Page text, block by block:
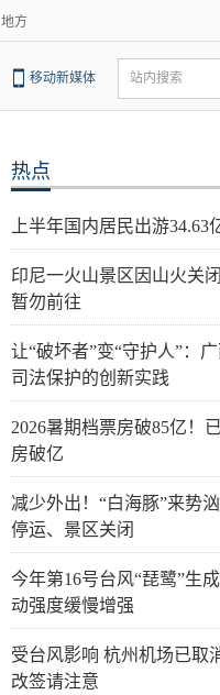
地方
移动新媒体 站内搜索
热点
上半年国内居民出游34.63
印尼一火山景区因山火关
暂勿前往
让“破坏者”变“守护人”：
司法保护的创新实践
2026暑期档票房破85亿！
房破亿
减少外出！“白海豚”来势
停运、景区关闭
今年第16号台风“琵鹭”生
动强度缓慢增强
受台风影响 杭州机场已取
改签请注意